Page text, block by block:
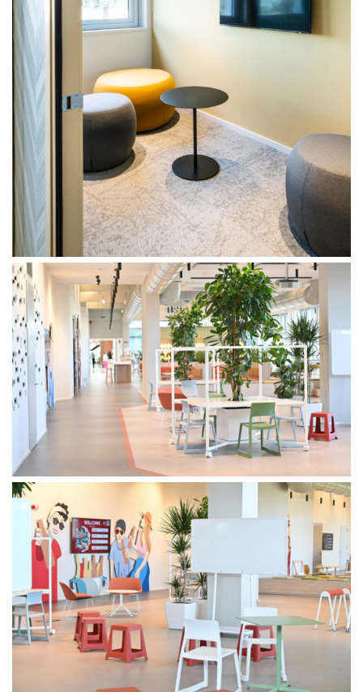
About
Works
Tutti i progetti
Uffici
Residenziale
Mixed use
Retail
Hotel
Clients
Press
People
News
Contacts
Search